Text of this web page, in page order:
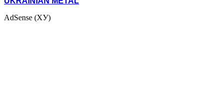
AdSense (ХУ)